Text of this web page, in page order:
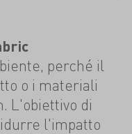
perché il
o i materiali
L'obiettivo di
l'impatto